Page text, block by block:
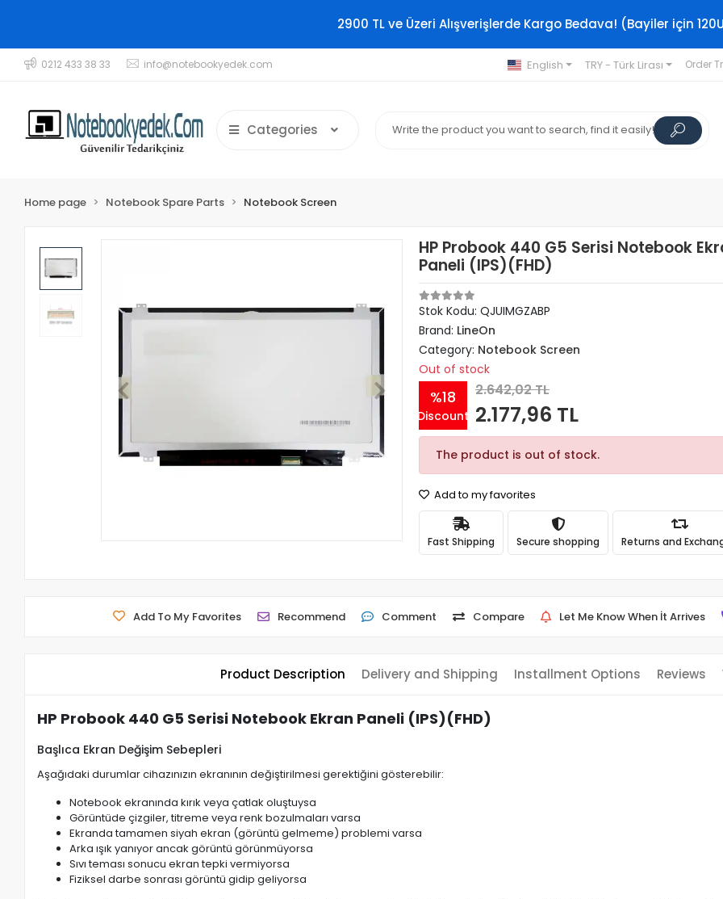
2900 TL ve Üzeri Alışverişlerde Kargo Bedava! (Bayiler için
0212 433 38 33 info@notebookyedek.com English TRY - Türk Lirası Order
Categories
Home page Notebook Spare Parts Notebook Screen
HP Probook 440 G5 Serisi Notebook
Paneli (IPS)(FHD)
Stok Kodu: QJUIMGZABP
Brand: LineOn
Category: Notebook Screen
Out of stock
%18
Discount
2.642,02 TL
2.177,96 TL
The product is out of stock.
Add to my favorites
Fast Shipping Secure shopping Returns and
Add To My Favorites Recommend Comment Compare Let Me Know When İt Arrives
Product Description Delivery and Shipping Installment Options Reviews
HP Probook 440 G5 Serisi Notebook Ekran Paneli (IPS)(FHD)
Başlıca Ekran Değişim Sebepleri
Aşağıdaki durumlar cihazınızın ekranının değiştirilmesi gerektiğini gösterebilir:
Notebook ekranında kırık veya çatlak oluştuysa
Görüntüde çizgiler, titreme veya renk bozulmaları varsa
Ekranda tamamen siyah ekran (görüntü gelmeme) problemi varsa
Arka ışık yanıyor ancak görüntü görünmüyorsa
Sıvı teması sonucu ekran tepki vermiyorsa
Fiziksel darbe sonrası görüntü gidip geliyorsa